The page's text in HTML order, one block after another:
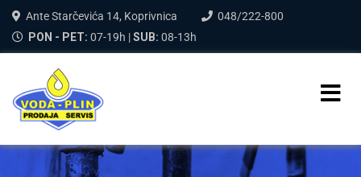
Ante Starčevića 14, Koprivnica
048/222-800
PON - PET: 07-19h |SUB: 08-13h